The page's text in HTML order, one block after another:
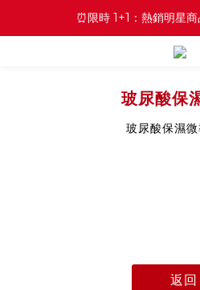
⏰限時 1+1：熱銷明星
玻尿酸保
玻尿酸保濕
返回